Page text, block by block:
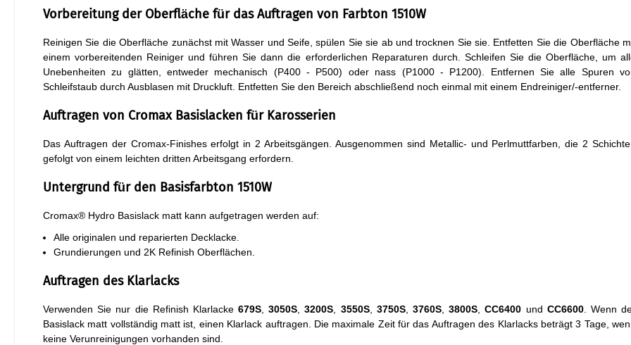
Vorbereitung der Oberfläche für das Auftragen von Farbton 1510W
Reinigen Sie die Oberfläche zunächst mit Wasser und Seife, spülen Sie sie ab und trocknen Sie sie. Entfetten Sie die Oberfläche
einem vorbereitenden Reiniger und führen Sie dann die erforderlichen Reparaturen durch. Schleifen Sie die Oberfläche, um
Unebenheiten zu glätten, entweder mechanisch (P400 - P500) oder nass (P1000 - P1200). Entfernen Sie alle Spuren
Schleifstaub durch Ausblasen mit Druckluft. Entfetten Sie den Bereich abschließend noch einmal mit einem Endreiniger/-entferner.
Auftragen von Cromax Basislacken für Karosserien
Das Auftragen der Cromax-Finishes erfolgt in 2 Arbeitsgängen. Ausgenommen sind Metallic- und Perlmuttfarben, die 2
gefolgt von einem leichten dritten Arbeitsgang erfordern.
Untergrund für den Basisfarbton 1510W
Cromax® Hydro Basislack matt kann aufgetragen werden auf:
Alle originalen und reparierten Decklacke.
Grundierungen und 2K Refinish Oberflächen.
Auftragen des Klarlacks
Verwenden Sie nur die Refinish Klarlacke679S ,3050S ,3200S 3550S, 3750S, 3760S ,3800S ,CC6400 und CC6600. Wenn
Basislack matt vollständig matt ist, einen Klarlack auftragen. Die maximale Zeit für das Auftragen des Klarlacks beträgt 3 Tage,
keine Verunreinigungen vorhanden sind.